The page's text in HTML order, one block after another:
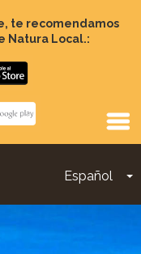
te recomendamos
Natura Local.:
Español